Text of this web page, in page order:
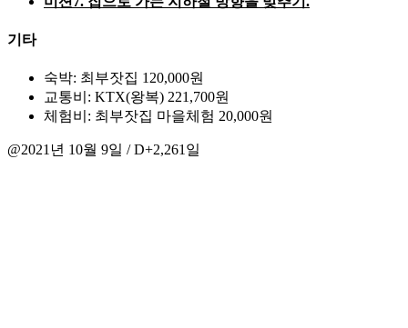
기타
숙박: 최부잣집 120,000원
교통비: KTX(왕복) 221,700원
체험비: 최부잣집 마을체험 20,000원
@2021년 10월 9일 / D+2,261일